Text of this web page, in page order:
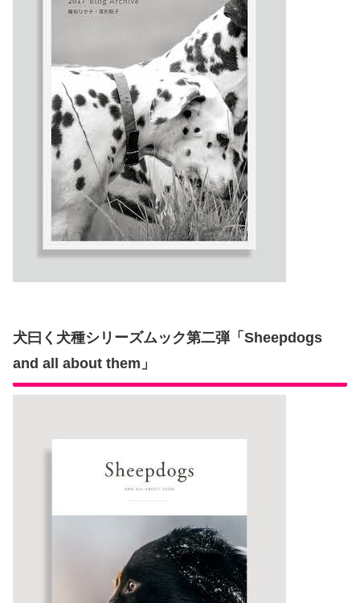
犬曰く犬種シリーズムック第二弾「Sheepdogs
and all about them」